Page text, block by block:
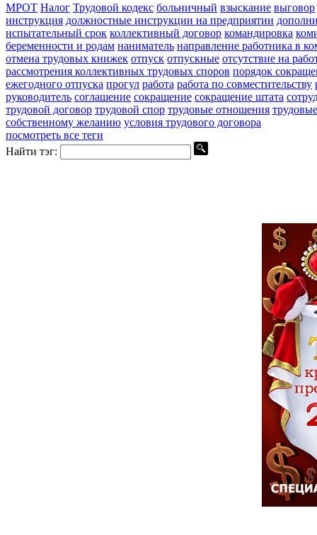
МРОТ Налог Трудовой кодекс больничный взыскание выговор
инструкция должностные инструкции на предприятии
испытательный срок коллективный договор командировка
беременности и родам наниматель направление работника в
отмена трудовых книжек отпуск отпускные отсутствие на
рассмотрения коллективных трудовых споров порядок
ежегодного отпуска прогул работа работа по совместительству
руководитель соглашение сокращение сокращение штата
трудовой договор трудовой спор трудовые отношения
собственному желанию условия трудового договора
посмотреть все теги
Найти тэг: